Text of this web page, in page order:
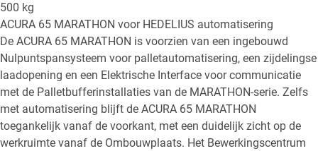
500 kg
ACURA 65 MARATHON voor HEDELIUS automatisering
De ACURA 65 MARATHON is voorzien van een ingebouwd
Nulpuntspansysteem voor palletautomatisering, een zijdelingse
laadopening en een Elektrische Interface voor communicatie
met de Palletbufferinstallaties van de MARATHON-serie. Zelfs
met automatisering blijft de ACURA 65 MARATHON
toegankelijk vanaf de voorkant, met een duidelijk zicht op de
werkruimte vanaf de Ombouwplaats. Het Bewerkingscentrum